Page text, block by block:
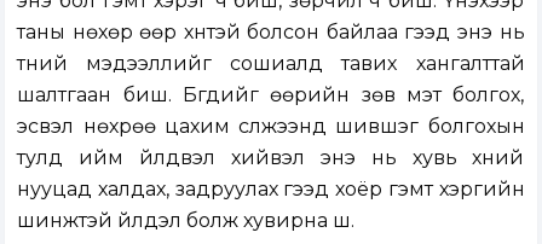
таны нөхөр өөр хүнтэй болсон байлаа гээд энэ нь
түүний мэдээллийг сошиалд тавих хангалттай
шалтгаан биш. Бүгдийг өөрийн зөв мэт болгох,
эсвэл нөхрөө цахим сүлжээнд шившэг болгохын
тулд ийм үйлдвэл хийвэл энэ нь хувь хүний
нууцад халдах, задруулах гээд хоёр гэмт хэргийн
шинжтэй үйлдэл болж хувирна шүү.